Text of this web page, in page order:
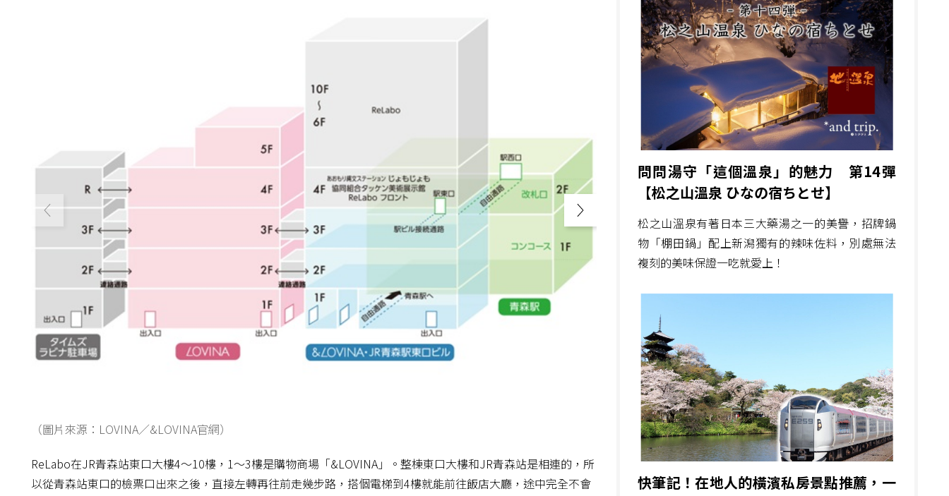
（圖片來源：LOVINA／&LOVINA官網）
ReLabo在JR青森站東口大樓4～10樓，1～3樓是購物商場「&LOVINA」。整棟東口大樓和JR青森站是相連的，所
以從青森站東口的檢票口出來之後，直接左轉再往前走幾步路，搭個電梯到4樓就能前往飯店大廳，途中完全不會
問問湯守「這個溫泉」的魅力 第14彈
【松之山溫泉 ひなの宿ちとせ】
松之山溫泉有著日本三大藥湯之一的美譽，招牌鍋
物「棚田鍋」配上新潟獨有的辣味佐料，別處無法
複刻的美味保證一吃就愛上！
快筆記！在地人的橫濱私房景點推薦，一